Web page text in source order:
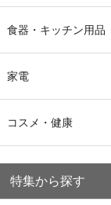
食器・キッチン用品
家電
コスメ・健康
特集から探す